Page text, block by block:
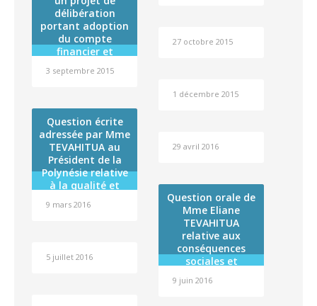
délibération
portant adoption
du compte
financier et
résultat de
public
administratif
dénommé « Fare
Tama Hau »
3 septembre 2015
27 octobre 2015
1 décembre 2015
Question écrite
adressée par Mme
TEVAHITUA au
Président de la
Polynésie relative
à la qualité et
produits
9 mars 2016
29 avril 2016
Question orale de
Mme Eliane
TEVAHITUA
relative aux
conséquences
sociales et
désastreuses des
9 juin 2016
5 juillet 2016